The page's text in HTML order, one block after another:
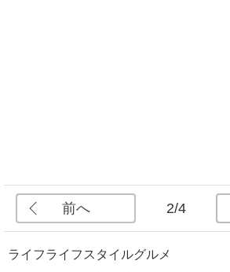
前へ 2/4
ライフライフスタイルグルメ